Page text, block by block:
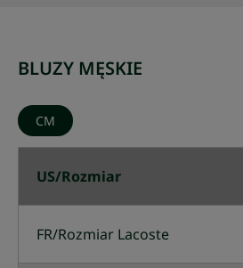
BLUZY MĘSKIE
CM
US/Rozmiar
FR/Rozmiar Lacoste